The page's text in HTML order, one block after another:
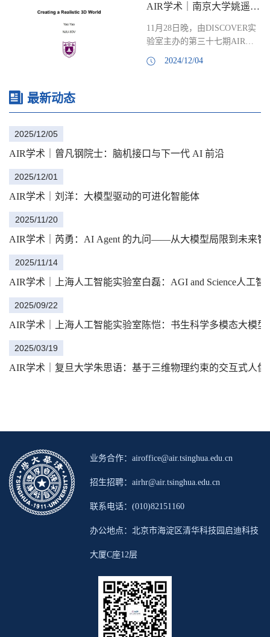
Kyoto University and received
his Ph.D. from the University of
Tokyo. Prio...
AIR的老师和同学们做了题为
Society Autolab Perspective的精
彩报告，本次活动由清华大学
智能产业研究院（AIR）助理
能企业KMina联合创始人兼首
AIR学术｜南京大学姚遥：Creating a Realistic 3D World
11月28日晚，由DISCOVER实
验室主办的第三十七期AIR青
活动有幸邀请到南京大学智能
计划青年项目（海外）入选
者。曾任苹果公司高级研究
京大学获学士学位，2019年于
2024/12/04
最新动态
2025/12/05
AIR学术｜曾凡钢院士：脑机接口与下一代 AI 前沿
2025/12/01
AIR学术｜刘洋：大模型驱动的可进化智能体
2025/11/20
AIR学术｜芮勇：AI Agent 的九问——从大模型局限到未来智
2025/11/14
AIR学术｜上海人工智能实验室白磊：AGI and Science人工
2025/09/22
AIR学术｜上海人工智能实验室陈恺：书生科学多模态大模型
2025/03/19
AIR学术｜复旦大学朱思语：基于三维物理约束的交互式人像
业务合作：airoffice@air.tsinghua.edu.cn
招生招聘：airhr@air.tsinghua.edu.cn
联系电话：(010)82151160
办公地点：北京市海淀区清华科技园启迪科技
大厦C座12层